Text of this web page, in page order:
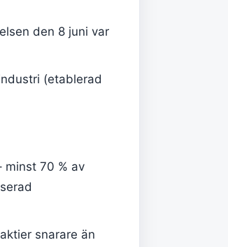
den 8 juni var
(etablerad
minst 70 % av
snarare än